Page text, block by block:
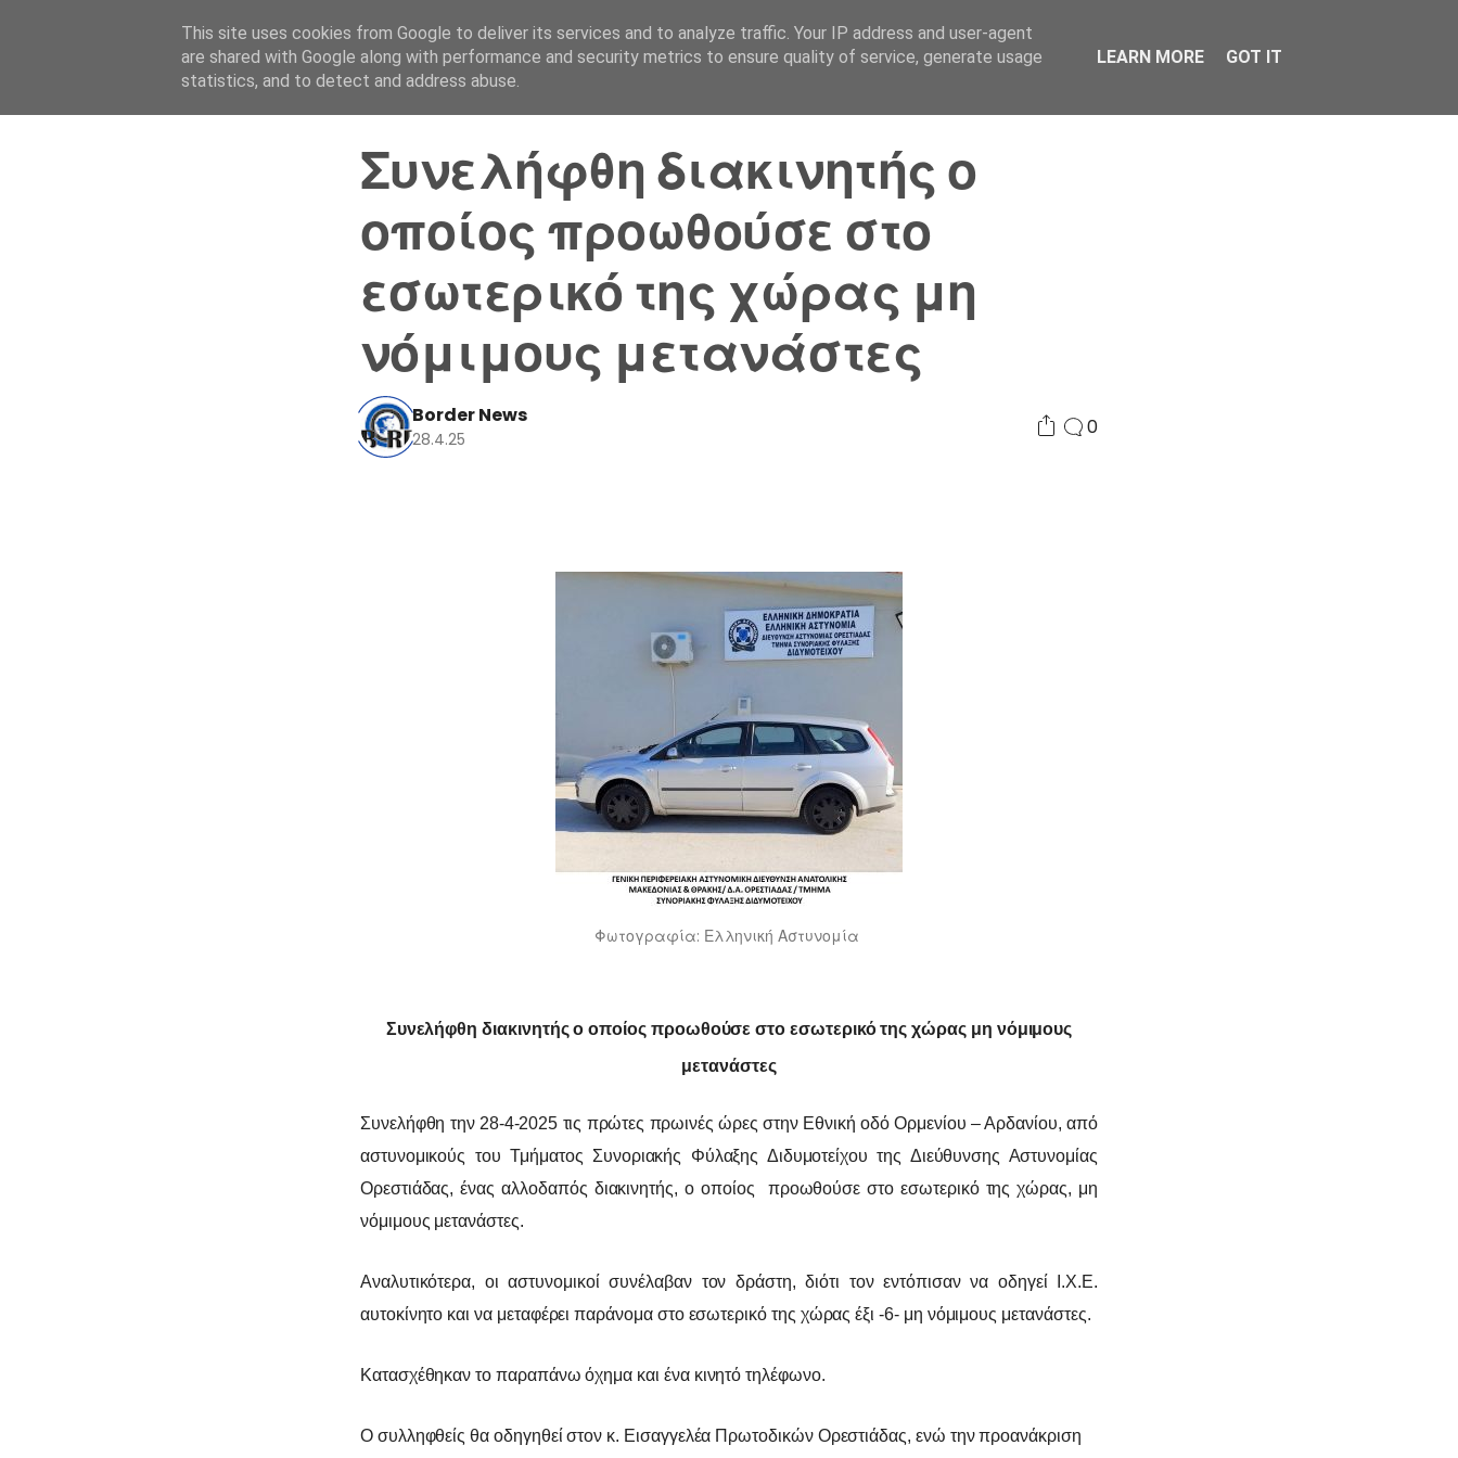
Αρχική Σελίδα Ελλάδα Συνδικαλισμός Σ.Α. Επικοινωνία Κόσμος
Συνελήφθη διακινητής ο
οποίος προωθούσε στο
εσωτερικό της χώρας μη
νόμιμους μετανάστες
Border News
28.4.25
0
Φωτογραφία: Ελληνική Αστυνομία
Συνελήφθη διακινητής ο οποίος προωθούσε στο εσωτερικό της χώρας μη νόμιμους
μετανάστες
Συνελήφθη την 28-4-2025 τις πρώτες πρωινές ώρες στην Εθνική οδό Ορμενίου – Αρδανίου, από
αστυνομικούς του Τμήματος Συνοριακής Φύλαξης Διδυμοτείχου της Διεύθυνσης Αστυνομίας
Ορεστιάδας, ένας αλλοδαπός διακινητής, ο οποίος προωθούσε στο εσωτερικό της χώρας, μη
νόμιμους μετανάστες.
Αναλυτικότερα, οι αστυνομικοί συνέλαβαν τον δράστη, διότι τον εντόπισαν να οδηγεί Ι.Χ.Ε.
αυτοκίνητο και να μεταφέρει παράνομα στο εσωτερικό της χώρας έξι -6- μη νόμιμους μετανάστες.
Κατασχέθηκαν το παραπάνω όχημα και ένα κινητό τηλέφωνο.
Ο συλληφθείς θα οδηγηθεί στον κ. Εισαγγελέα Πρωτοδικών Ορεστιάδας, ενώ την προανάκριση
This site uses cookies from Google to deliver its services and to analyze traffic. Your IP address and user-agent
are shared with Google along with performance and security metrics to ensure quality of service, generate usage
statistics, and to detect and address abuse.
LEARN MORE GOT IT